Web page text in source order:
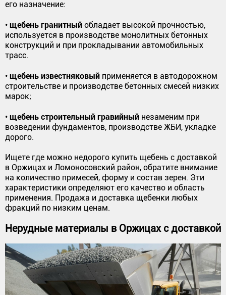
его назначение:
• щебень гранитный обладает высокой прочностью,
используется в производстве монолитных бетонных
конструкций и при прокладывании автомобильных
трасс.
• щебень известняковый применяется в автодорожном
строительстве и производстве бетонных смесей низких
марок;
• щебень строительный гравийный незаменим при
возведении фундаментов, производстве ЖБИ, укладке
дорого.
Ищете где можно недорого купить щебень с доставкой
в Оржицах и Ломоносовский район, обратите внимание
на количество примесей, форму и состав зерен. Эти
характеристики определяют его качество и область
применения. Продажа и доставка щебенки любых
фракций по низким ценам.
Нерудные материалы в Оржицах с доставкой